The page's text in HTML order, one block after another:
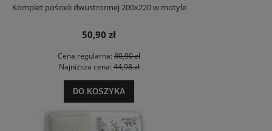
Komplet pościeli dwustronnej 200x220 w motyle
50,90 zł
Cena regularna: 80,90 zł
Najniższa cena:44,98 zł
DO KOSZYKA